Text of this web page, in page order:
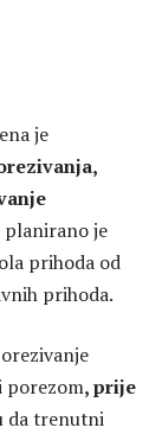
je
planirano je
prihoda od
prihoda.
porezom, prije
da trenutni